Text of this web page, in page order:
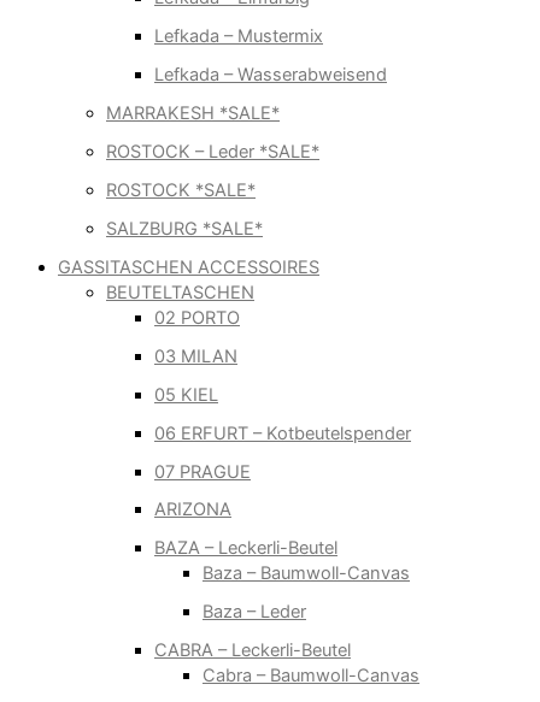
Lefkada – Mustermix
Lefkada – Wasserabweisend
MARRAKESH *SALE*
ROSTOCK – Leder *SALE*
ROSTOCK *SALE*
SALZBURG *SALE*
GASSITASCHEN ACCESSOIRES
BEUTELTASCHEN
02 PORTO
03 MILAN
05 KIEL
06 ERFURT – Kotbeutelspender
07 PRAGUE
ARIZONA
BAZA – Leckerli-Beutel
Baza – Baumwoll-Canvas
Baza – Leder
CABRA – Leckerli-Beutel
Cabra – Baumwoll-Canvas